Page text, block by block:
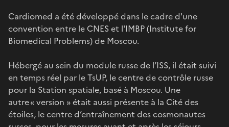
Cardiomed a été développé dans le cadre d'une
convention entre le CNES et l'IMBP (Institute for
Biomedical Problems) de Moscou.
Hébergé au sein du module russe de l’ISS, il était suivi
en temps réel par le TsUP, le centre de contrôle russe
pour la Station spatiale, basé à Moscou. Une
autre « version » était aussi présente à la Cité des
étoiles, le centre d’entraînement des cosmonautes